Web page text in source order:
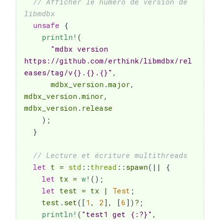
libmdbx
unsafe {
println! (
"mdbx version
https://github.com/erthink/libmdbx/rel
eases/tag/v{}.{}.{}" ,
      mdbx_version
.major,
mdbx_version .minor,
mdbx_version . release
) ;
}
// Lecture et écriture multithreads
let t = std :: thread :: spawn( | |
{
let tx = w! ( ) ;
let test = tx | Test ;
    test
. set( [ 1 , 2 ] , [6 ] ) ? ;
println! ( "test1 get {:?}" ,